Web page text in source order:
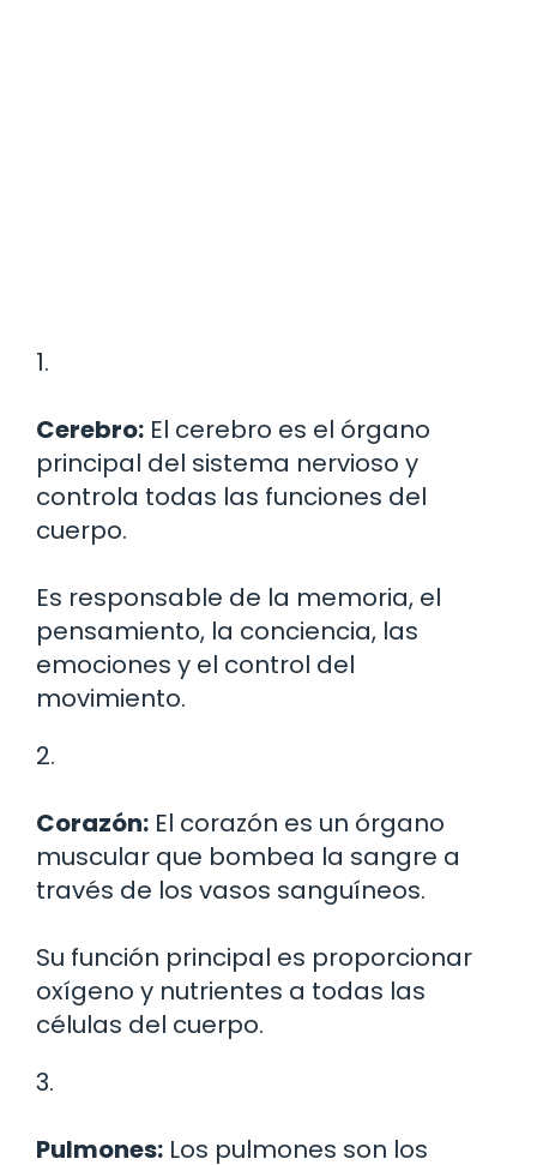
1.
Cerebro: El cerebro es el órgano
principal del sistema nervioso y
controla todas las funciones del
cuerpo.
Es responsable de la memoria, el
pensamiento, la conciencia, las
emociones y el control del
movimiento.
2.
Corazón: El corazón es un órgano
muscular que bombea la sangre a
través de los vasos sanguíneos.
Su función principal es proporcionar
oxígeno y nutrientes a todas las
células del cuerpo.
3.
Pulmones: Los pulmones son los